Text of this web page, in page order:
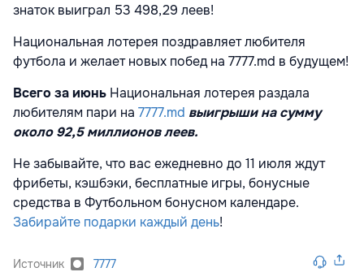
знаток выиграл 53 498,29 леев!
Национальная лотерея поздравляет любителя
футбола и желает новых побед на 7777.md в будущем!
Всего за июнь Национальная лотерея раздала
любителям пари на 7777.md выигрыши на сумму
около 92,5 миллионов леев.
Не забывайте, что вас ежедневно до 11 июля ждут
фрибеты, кэшбэки, бесплатные игры, бонусные
средства в Футбольном бонусном календаре.
Забирайте подарки каждый день!
Источник 7777